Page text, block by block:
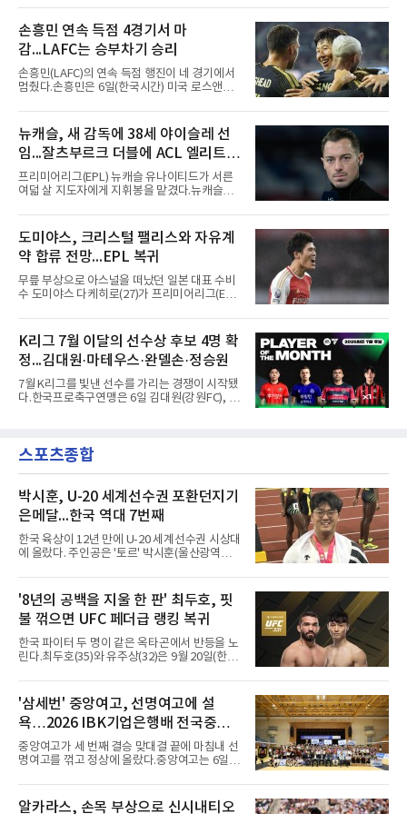
조건을 갖췄다.이력은 우승으로 채워져 있다. 수
원고 시절 주축으로 활약하며 지난해 전국고등
리그와 추계전국고등대회 우승에 기여했고, 올
해 연세대 진학 후에는 춘계한산대첩기대학대회
정상에 올랐다. 2024년에는 17세 이하(U-17) 대
표팀 훈련에도 소집됐다.김슬기는 입단하게 돼
기쁘고 영광이라며 프로 무대에서도 성장해 팀
손흥민 연속 득점 4경기서 마
감...LAFC는 승부차기 승리
손흥민(LAFC)의 연속 득점 행진이 네 경기에서
멈췄다.손흥민은 6일(한국시간) 미국 로스앤젤
컵 리그 페이즈 1차전 치바스 과달라하라(멕시
코)전에 선발 출전했으나 공격포인트 없이 후반
41분 타일러 보이드와 교체됐다. 이날 골을 넣었
다면 공식전 5경기 연속 득점이었다. 다만 메이
저리그사커(MLS)에서 이어온 4경기 연속골 기
록은 유지된다.경기는 팽팽했다. 전반 38분 다비
드 마르티네스의 땅볼 크로스를 드니 부앙가가
으로 골대 오른쪽 하단을 찔러 균형을 맞췄다.승
부는 승부차기로 갈렸다. LAFC는
뉴캐슬, 새 감독에 38세 야이슬레 선
임...잘츠부르크 더블에 ACL 엘리트 2
연패 경력
프리미어리그(EPL) 뉴캐슬 유나이티드가 서른
여덟 살 지도자에게 지휘봉을 맡겼다.뉴캐슬은
임을 발표했다. 그는 스페인 라망가에서 진행 중
인 프리시즌 캠프에 곧바로 합류했다. 구단은 유
럽 축구계에서 가장 촉망받는 젊은 감독을 데려
왔다고 밝혔다.이력은 이른 나이에 쌓였다. 서른
셋이던 2021년 오스트리아 레드불 잘츠부르크
사령탑에 올라 첫 시즌 리그와 컵대회를 동시에
제패했고, 구단 역사상 처음으로 팀을 유럽축구
다. 2023년 사우디아라비아 알아흘리로 옮겨
2024-2025시즌과 2025-2026시즌
도미야스, 크리스털 팰리스와 자유계
약 합류 전망...EPL 복귀
무릎 부상으로 아스널을 떠났던 일본 대표 수비
수 도미야스 다케히로(27)가 프리미어리그(EPL)
스가 입단 테스트를 마치고 크리스털 팰리스에
자유계약(FA)으로 합류할 전망이라고 보도했다.
큰 틀의 계약 조건은 이미 합의됐고 구단은 개막
을 앞두고 영입 절차를 서두르고 있다.그의 최근
여정은 순탄치 않았다. 고질적인 무릎 부상 끝에
지난 시즌 아스널과 상호 합의로 계약을 해지했
고, 네덜란드 아약스에서 시즌 막판 8경기를 소
다.구단의 판단은 신중했다. 크리스털 팰리스는
기량을 확신하면서도 부상
K리그 7월 이달의 선수상 후보 4명 확
정...김대원·마테우스·완델손·정승원
7월 K리그를 빛낸 선수를 가리는 경쟁이 시작됐
다.한국프로축구연맹은 6일 김대원(강원FC), 마
원이 앞선다. 7월에만 5골을 몰아쳤고 18~20라
운드 세 경기 연속 골에 19라운드 포항전 멀티
베스트11 3회에도 이름을 올렸다.나머지 후보도
만만치 않다. 마테우스는 안양 전 경기에 나서 3
골 2도움을 기록했고 19라운드 부천 원정에서 1
골 1도움으로 역전승을 이끌었다. 김대원은 강
원 전 경기를 소화하며 2골 2도움을 남겼고 18라
운드 김천전 멀티 골로 MVP
스포츠종합
박시훈, U-20 세계선수권 포환던지기
은메달...한국 역대 7번째
한국 육상이 12년 만에 U-20 세계선수권 시상대
에 올랐다. 주인공은 '토르' 박시훈(울산광역시)
진 헤이워드 필드에서 열린 세계육상연맹(WA)
20세 이하 세계선수권 남자 포환던지기 결선에
서 20.31ｍ를 던져 2위에 올랐다. 우승자 알레산
드로 보르헤스(브라질)와는 4㎝ 차이였다.기록
의 의미는 크다. 1986년 시작된 이 대회에서 한
국이 따낸 메달은 은 1개와 동 5개뿐이다. 1992
년 이진일(800ｍ)의 은메달 이후 박재홍, 박재
7번째 메달리스트가 됐다.승부는 막판에 갈렸
다. 3차 시기에서 20.31ｍ로 선
'8년의 공백을 지울 한 판' 최두호, 핏
불 꺾으면 UFC 페더급 랭킹 복귀
한국 파이터 두 명이 같은 옥타곤에서 반등을 노
린다.최두호(35)와 유주상(32)은 9월 20일(한국
서 열리는 'UFC 331: 반 vs 판토자 2'에 출전해
각각 파트리시우 핏불(39·브라질), 마이클 애즈
웰 주니어(25·미국)와 맞선다.최두호의 목표는 8
년 만의 페더급 랭킹 재진입이다. 데뷔 후 3연속
KO승으로 11위까지 올랐던 그는 2018년 7월 순
위에서 빠졌고, 병역을 마치고 2023년 복귀한
뒤 1무에 이어 다시 3연속 KO승을 기록했다.상
패 중 KO 13회, 서브미션 12회, 판정 13회를 고
'삼세번' 중앙여고, 선명여고에 설
욕…2026 IBK기업은행배 전국중고
배구대회 우승
중앙여고가 세 번째 결승 맞대결 끝에 마침내 선
명여고를 꺾고 정상에 올랐다.중앙여고는 6일
행배 전국중고배구대회 18세 이하 여자부 결승
에서 선명여고를 세트스코어 3-1(13-25, 25-14,
알카라스, 손목 부상으로 신시내티오